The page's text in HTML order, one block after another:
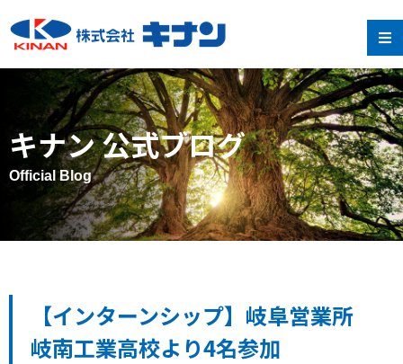
キナン 公式ブログ
Official Blog
【インターンシップ】岐阜営業所
岐南工業高校より4名参加